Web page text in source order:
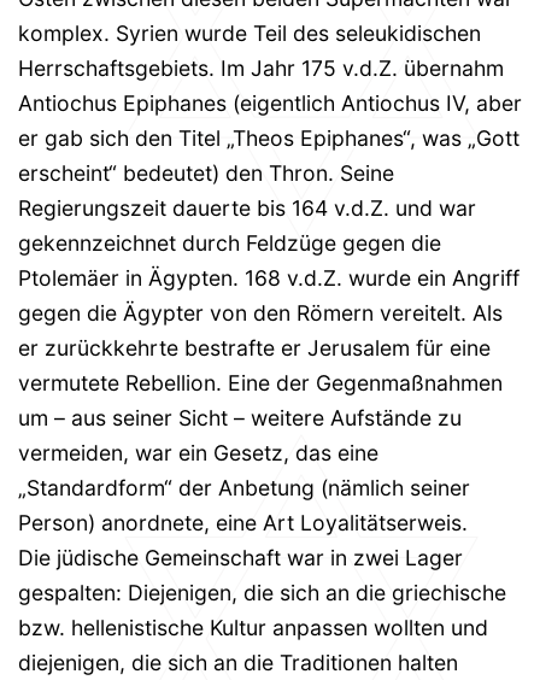
komplex. Syrien wurde Teil des seleukidischen
Herrschaftsgebiets. Im Jahr 175 v.d.Z. übernahm
Antiochus Epiphanes (eigentlich Antiochus IV, aber
er gab sich den Titel „Theos Epiphanes“, was „Gott
erscheint“ bedeutet) den Thron. Seine
Regierungszeit dauerte bis 164 v.d.Z. und war
gekennzeichnet durch Feldzüge gegen die
Ptolemäer in Ägypten. 168 v.d.Z. wurde ein Angriff
gegen die Ägypter von den Römern vereitelt. Als
er zurückkehrte bestrafte er Jerusalem für eine
vermutete Rebellion. Eine der Gegenmaßnahmen
um – aus seiner Sicht – weitere Aufstände zu
vermeiden, war ein Gesetz, das eine
„Standardform“ der Anbetung (nämlich seiner
Person) anordnete, eine Art Loyalitätserweis.
Die jüdische Gemeinschaft war in zwei Lager
gespalten: Diejenigen, die sich an die griechische
bzw. hellenistische Kultur anpassen wollten und
diejenigen, die sich an die Traditionen halten